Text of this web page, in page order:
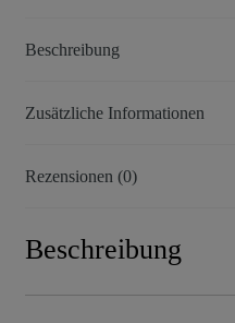
Beschreibung
Zusätzliche Informationen
Rezensionen (0)
Beschreibung